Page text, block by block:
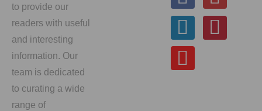
to provide our
readers with useful
and interesting
information. Our
team is dedicated
to curating a wide
range of